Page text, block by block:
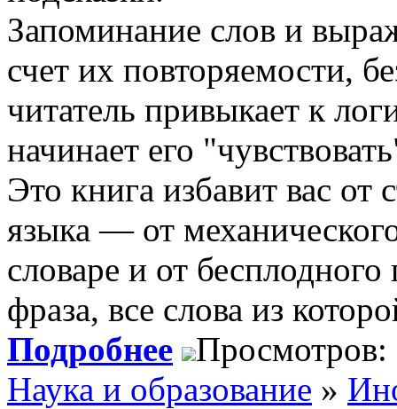
Запоминание слов и
счет их повторяемости,
читатель привыкает к
начинает его
Это книга избавит вас от
языка — от
словаре и от
фраза, все слова из
Подробнее
Просмотров:
Наука и образование »